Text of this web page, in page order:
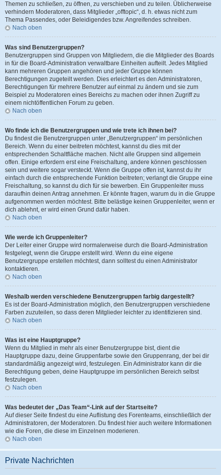
Themen zu schließen, zu öffnen, zu verschieben und zu teilen. Üblicherweise
verhindern Moderatoren, dass Mitglieder „offtopic“, d. h. etwas nicht zum
Thema Passendes, oder Beleidigendes bzw. Angreifendes schreiben.
Nach oben
Was sind Benutzergruppen?
Benutzergruppen sind Gruppen von Mitgliedern, die die Mitglieder des Boards
in für die Board-Administration verwaltbare Einheiten aufteilt. Jedes Mitglied
kann mehreren Gruppen angehören und jeder Gruppe können
Berechtigungen zugeteilt werden. Dies erleichtert es den Administratoren,
Berechtigungen für mehrere Benutzer auf einmal zu ändern und sie zum
Beispiel zu Moderatoren eines Bereichs zu machen oder ihnen Zugriff zu
einem nichtöffentlichen Forum zu geben.
Nach oben
Wo finde ich die Benutzergruppen und wie trete ich ihnen bei?
Du findest die Benutzergruppen unter „Benutzergruppen“ im persönlichen
Bereich. Wenn du einer beitreten möchtest, kannst du dies mit der
entsprechenden Schaltfläche machen. Nicht alle Gruppen sind allgemein
offen. Einige erfordern erst eine Freischaltung, andere können geschlossen
sein und weitere sogar versteckt. Wenn die Gruppe offen ist, kannst du ihr
einfach durch die entsprechende Funktion beitreten; verlangt die Gruppe eine
Freischaltung, so kannst du dich für sie bewerben. Ein Gruppenleiter muss
daraufhin deinen Antrag annehmen. Er könnte fragen, warum du in die Gruppe
aufgenommen werden möchtest. Bitte belästige keinen Gruppenleiter, wenn er
dich ablehnt, er wird einen Grund dafür haben.
Nach oben
Wie werde ich Gruppenleiter?
Der Leiter einer Gruppe wird normalerweise durch die Board-Administration
festgelegt, wenn die Gruppe erstellt wird. Wenn du eine eigene
Benutzergruppe erstellen möchtest, dann solltest du einen Administrator
kontaktieren.
Nach oben
Weshalb werden verschiedene Benutzergruppen farbig dargestellt?
Es ist der Board-Administration möglich, den Benutzergruppen verschiedene
Farben zuzuteilen, so dass deren Mitglieder leichter zu identifizieren sind.
Nach oben
Was ist eine Hauptgruppe?
Wenn du Mitglied in mehr als einer Benutzergruppe bist, dient die
Hauptgruppe dazu, deine Gruppenfarbe sowie den Gruppenrang, der bei dir
standardmäßig angezeigt wird, festzulegen. Ein Administrator kann dir die
Berechtigung geben, deine Hauptgruppe im persönlichen Bereich selbst
festzulegen.
Nach oben
Was bedeutet der „Das Team“-Link auf der Startseite?
Auf dieser Seite findest du eine Auflistung des Forenteams, einschließlich der
Administratoren, der Moderatoren. Du findest hier auch weitere Informationen
wie die Foren, die diese im Einzelnen moderieren.
Nach oben
Private Nachrichten